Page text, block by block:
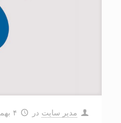
مدیر سایت در
۴ بهمن ۱۴۰۳